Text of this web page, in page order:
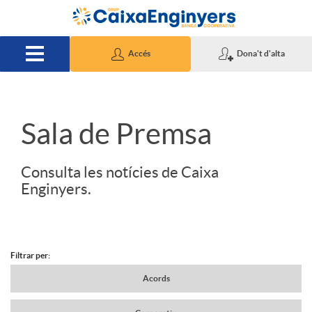
Salta al contingut principal
Accés Dona't d'alta
S
d
Sala de Premsa
Consulta les notícies de Caixa
Enginyers.
N
Filtrar per:
Acords